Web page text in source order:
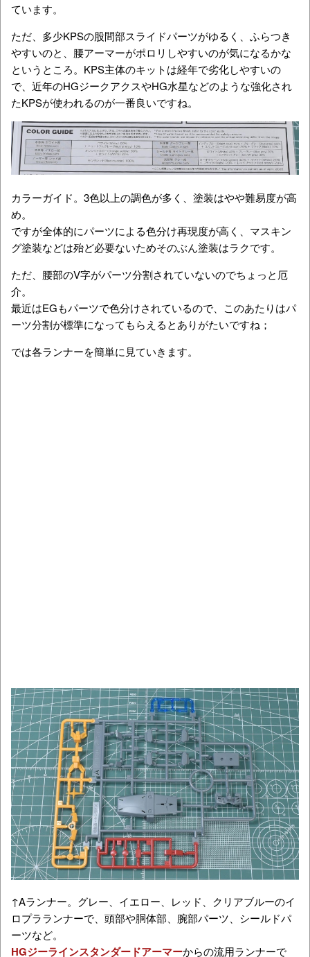
ています。
ただ、多少KPSの股間部スライドパーツがゆるく、ふらつき
やすいのと、腰アーマーがポロリしやすいのが気になるかな
というところ。KPS主体のキットは経年で劣化しやすいの
で、近年のHGジークアクスやHG水星などのような強化され
たKPSが使われるのが一番良いですね。
カラーガイド。3色以上の調色が多く、塗装はやや難易度が高
め。
ですが全体的にパーツによる色分け再現度が高く、マスキン
グ塗装などは殆ど必要ないためそのぶん塗装はラクです。
ただ、腰部のV字がパーツ分割されていないのでちょっと厄
介。
最近はEGもパーツで色分けされているので、このあたりはパ
ーツ分割が標準になってもらえるとありがたいですね；
では各ランナーを簡単に見ていきます。
↑Aランナー。グレー、イエロー、レッド、クリアブルーのイ
ロプラランナーで、頭部や胴体部、腕部パーツ、シールドパ
ーツなど。
HGジーラインスタンダードアーマーからの流用ランナーで